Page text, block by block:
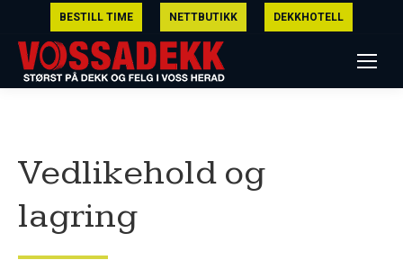
BESTILL TIME NETTBUTIKK DEKKHOTELL
Vedlikehold og
lagring